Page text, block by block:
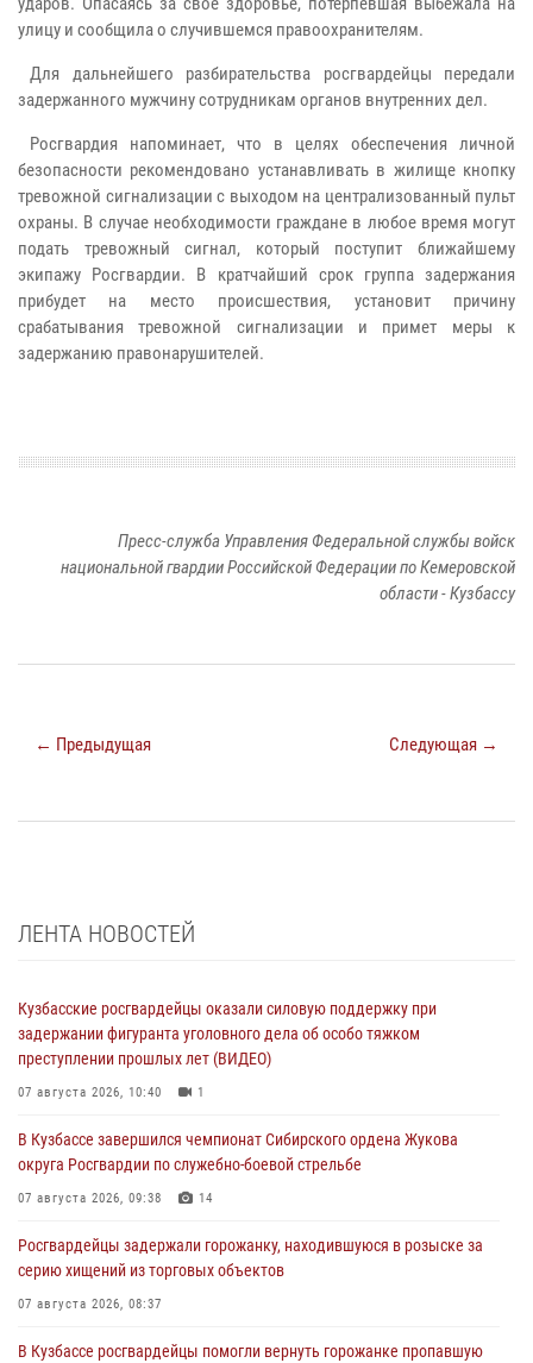
улицу и сообщила о случившемся правоохранителям.
Для дальнейшего разбирательства росгвардейцы передали
задержанного мужчину сотрудникам органов внутренних дел.
Росгвардия напоминает, что в целях обеспечения личной
безопасности рекомендовано устанавливать в жилище кнопку
тревожной сигнализации с выходом на централизованный пульт
охраны. В случае необходимости граждане в любое время могут
подать тревожный сигнал, который поступит ближайшему
экипажу Росгвардии. В кратчайший срок группа задержания
прибудет на место происшествия, установит причину
срабатывания тревожной сигнализации и примет меры к
задержанию правонарушителей.
Пресс-служба Управления Федеральной службы войск
национальной гвардии Российской Федерации по Кемеровской
области - Кузбассу
← Предыдущая Следующая →
ЛЕНТА НОВОСТЕЙ
Кузбасские росгвардейцы оказали силовую поддержку при
задержании фигуранта уголовного дела об особо тяжком
преступлении прошлых лет (ВИДЕО)
07 августа 2026, 10:40 1
В Кузбассе завершился чемпионат Сибирского ордена Жукова
округа Росгвардии по служебно-боевой стрельбе
07 августа 2026, 09:38 14
Росгвардейцы задержали горожанку, находившуюся в розыске за
серию хищений из торговых объектов
07 августа 2026, 08:37
В Кузбассе росгвардейцы помогли вернуть горожанке пропавшую